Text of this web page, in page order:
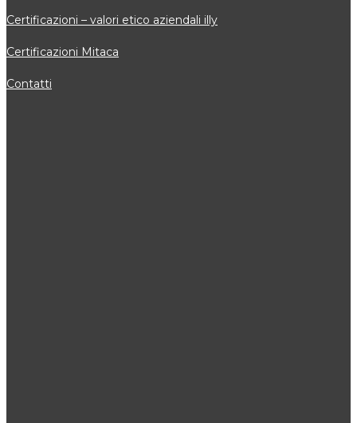
Certificazioni – valori etico aziendali illy
Certificazioni Mitaca
Contatti